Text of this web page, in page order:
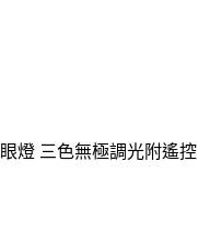
燈 三色無極調光附遙控